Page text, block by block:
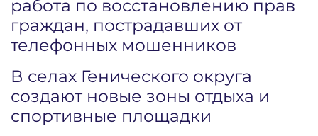
работа по восстановлению прав
граждан, пострадавших от
телефонных мошенников
В селах Генического округа
создают новые зоны отдыха и
спортивные площадки